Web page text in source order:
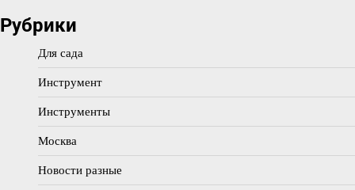
Рубрики
Для сада
Инструмент
Инструменты
Москва
Новости разные